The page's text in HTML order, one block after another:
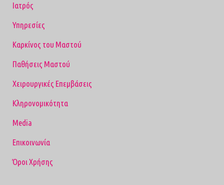
Ιατρός
Υπηρεσίες
Καρκίνος του Μαστού
Παθήσεις Μαστού
Χειρουργικές Επεμβάσεις
Κληρονομικότητα
Media
Επικοινωνία
Όροι Χρήσης